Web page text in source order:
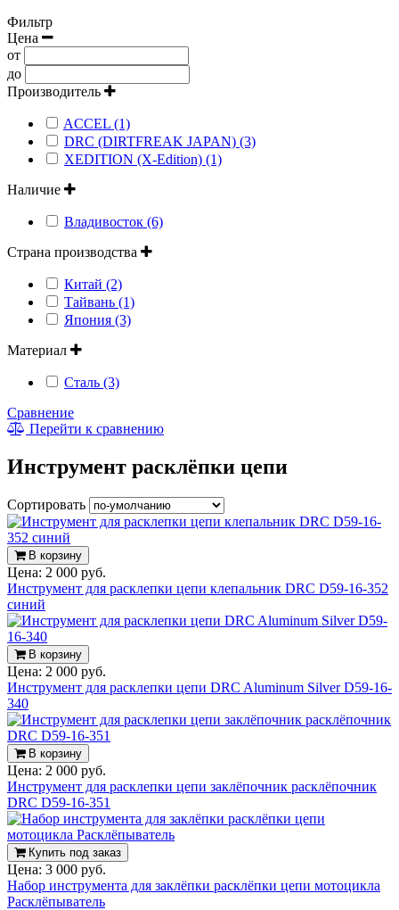
Фильтр
Цена
от
до
Производитель
ACCEL (1)
DRC (DIRTFREAK JAPAN) (3)
XEDITION (X-Edition) (1)
Наличие
Владивосток (6)
Страна производства
Китай (2)
Тайвань (1)
Япония (3)
Материал
Сталь (3)
Сравнение
Перейти к сравнению
Инструмент расклёпки цепи
Сортировать
В корзину
Цена: 2 000 руб.
Инструмент для расклепки цепи клепальник DRC D59-16-352
синий
В корзину
Цена: 2 000 руб.
Инструмент для расклепки цепи DRC Aluminum Silver D59-16-
340
В корзину
Цена: 2 000 руб.
Инструмент для расклепки цепи заклёпочник расклёпочник
DRC D59-16-351
Купить под заказ
Цена: 3 000 руб.
Набор инструмента для заклёпки расклёпки цепи мотоцикла
Расклёпыватель